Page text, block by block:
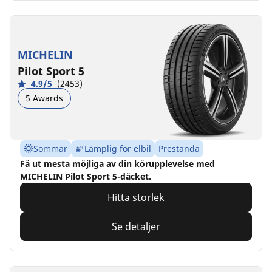
MICHELIN
Pilot Sport 5
4.9/5 (2453)
5 Awards
Sommar Lämplig för elbil
Prestanda
Få ut mesta möjliga av din körupplevelse med
MICHELIN Pilot Sport 5-däcket.
Hitta storlek
Se detaljer